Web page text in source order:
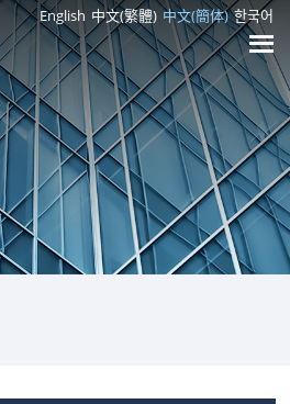
English 中文(繁體) 中文(簡体) 한국어